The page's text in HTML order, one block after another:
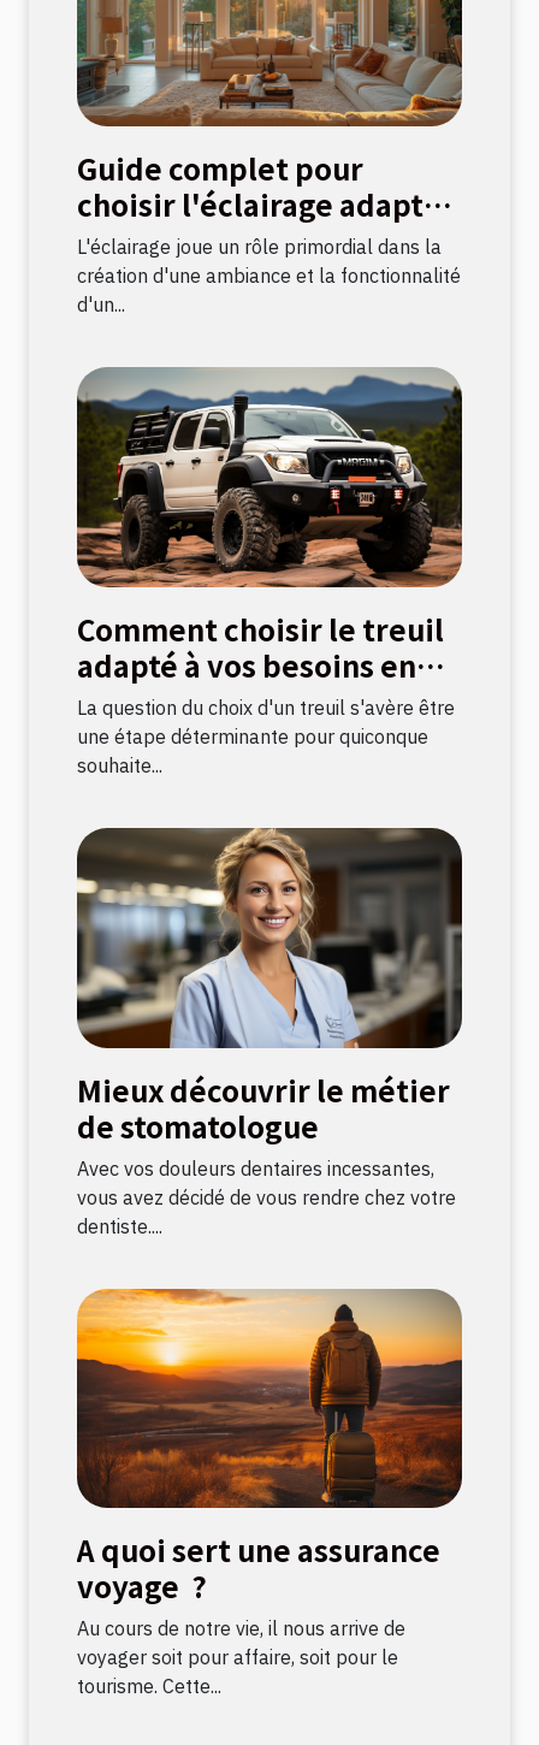
Guide complet pour
choisir l'éclairage adapté
à chaque pièce
L'éclairage joue un rôle primordial dans la
création d'une ambiance et la fonctionnalité
d'un...
Comment choisir le treuil
adapté à vos besoins en
bricolage
La question du choix d'un treuil s'avère être
une étape déterminante pour quiconque
souhaite...
Mieux découvrir le métier
de stomatologue
Avec vos douleurs dentaires incessantes,
vous avez décidé de vous rendre chez votre
dentiste....
A quoi sert une assurance
voyage ?
Au cours de notre vie, il nous arrive de
voyager soit pour affaire, soit pour le
tourisme. Cette...